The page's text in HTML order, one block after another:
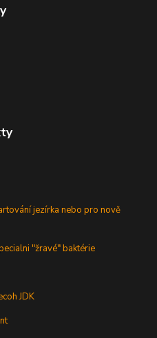
jezírka nebo pro nově
"žravé" baktérie
JDK